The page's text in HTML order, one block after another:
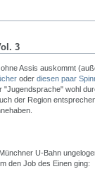
3
Assis auskommt
oder diesen paar
"Jugendsprache" wohl
der Region
U-Bahn
den Job des Einen ging: